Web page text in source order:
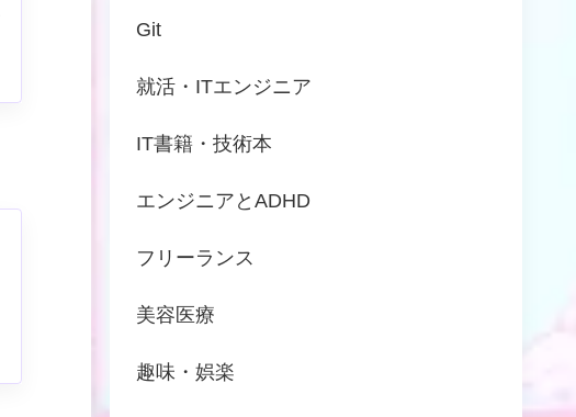
Git
就活・ITエンジニア
IT書籍・技術本
エンジニアとADHD
フリーランス
美容医療
趣味・娯楽